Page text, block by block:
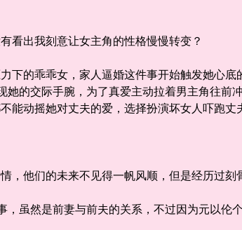
出我刻意让女主角的性格慢慢转变？
的乖乖女，家人逼婚这件事开始触发她心底
她的交际手腕，为了真爱主动拉着男主角往前
能动摇她对丈夫的爱，选择扮演坏女人吓跑丈
他们的未来不见得一帆风顺，但是经历过刻
虽然是前妻与前夫的关系，不过因为元以伦